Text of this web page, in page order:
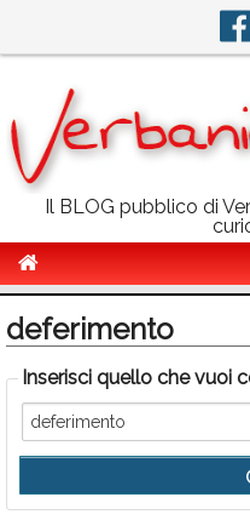
Il BLOG pubblico di
Politica
Sport
Eventi
Info Utili
deferimento
Inserisci quello che vuoi